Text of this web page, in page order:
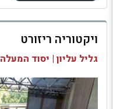
למתחם זה
בדיקת זמינות ומחירים
ויקטוריה ריזורט
גליל עליון | יסוד המעלה